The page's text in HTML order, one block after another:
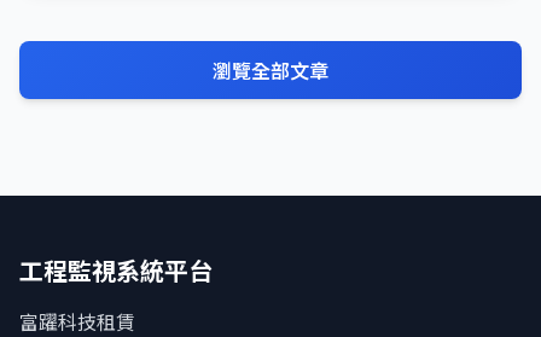
瀏覽全部文章
工程監視系統平台
富躍科技租賃